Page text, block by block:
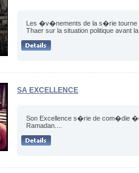
Les �v�nements de la s�rie tourne
Thaer sur la situation politique avant
SA EXCELLENCE
Son Excellence s�rie de com�die
Ramadan....